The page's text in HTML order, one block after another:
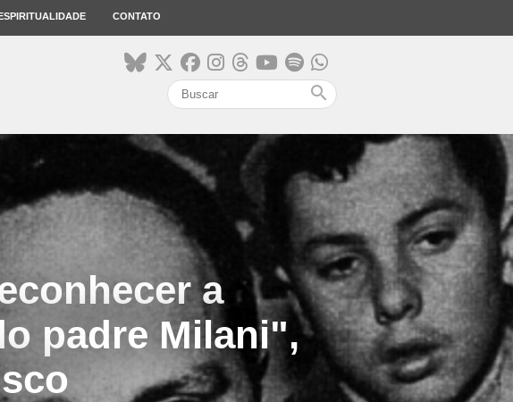
CONTATO
search
a
padre Milani",